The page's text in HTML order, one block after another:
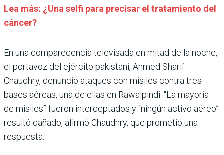
Lea más: ¿Una selfi para precisar el tratamiento del
cáncer?
En una comparecencia televisada en mitad de la noche,
el portavoz del ejército pakistaní, Ahmed Sharif
Chaudhry, denunció ataques con misiles contra tres
bases aéreas, una de ellas en Rawalpindi. “La mayoría
de misiles” fueron interceptados y “ningún activo aéreo”
resultó dañado, afirmó Chaudhry, que prometió una
respuesta.